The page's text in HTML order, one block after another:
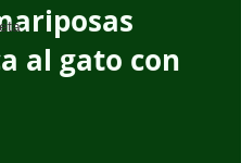
al gato con